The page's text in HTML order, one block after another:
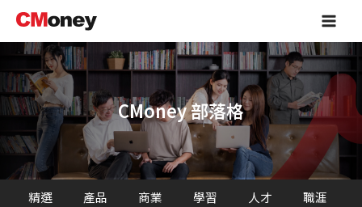
主
容
Main
CMoney 部落格
精選 產品 商業 學習 人才 職涯